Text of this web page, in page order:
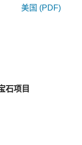
美国 (PDF)
石项目